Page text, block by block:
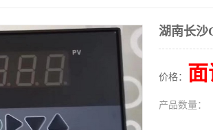
湖南长沙
价格： 面
产品数量：